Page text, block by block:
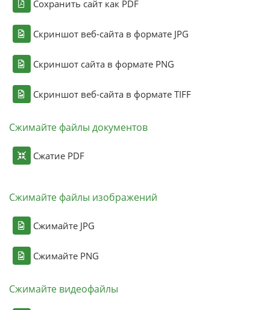
Сохранить сайт как PDF
Скриншот веб-сайта в формате JPG
Скриншот сайта в формате PNG
Скриншот веб-сайта в формате TIFF
Сжимайте файлы документов
Сжатие PDF
Сжимайте файлы изображений
Сжимайте JPG
Сжимайте PNG
Сжимайте видеофайлы